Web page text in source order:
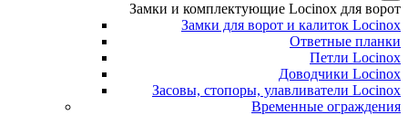
Замки и комплектующие Locinox для ворот
Замки для ворот и калиток Locinox
Ответные планки
Петли Locinox
Доводчики Locinox
Засовы, стопоры, улавливатели Locinox
Временные ограждения